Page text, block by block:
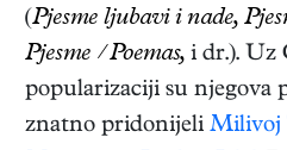
(Pjesme ljubavi i nade,
Pjesme / Poemas, i dr.). Uz
popularizaciji su njegova
znatno pridonijeli Milivoj